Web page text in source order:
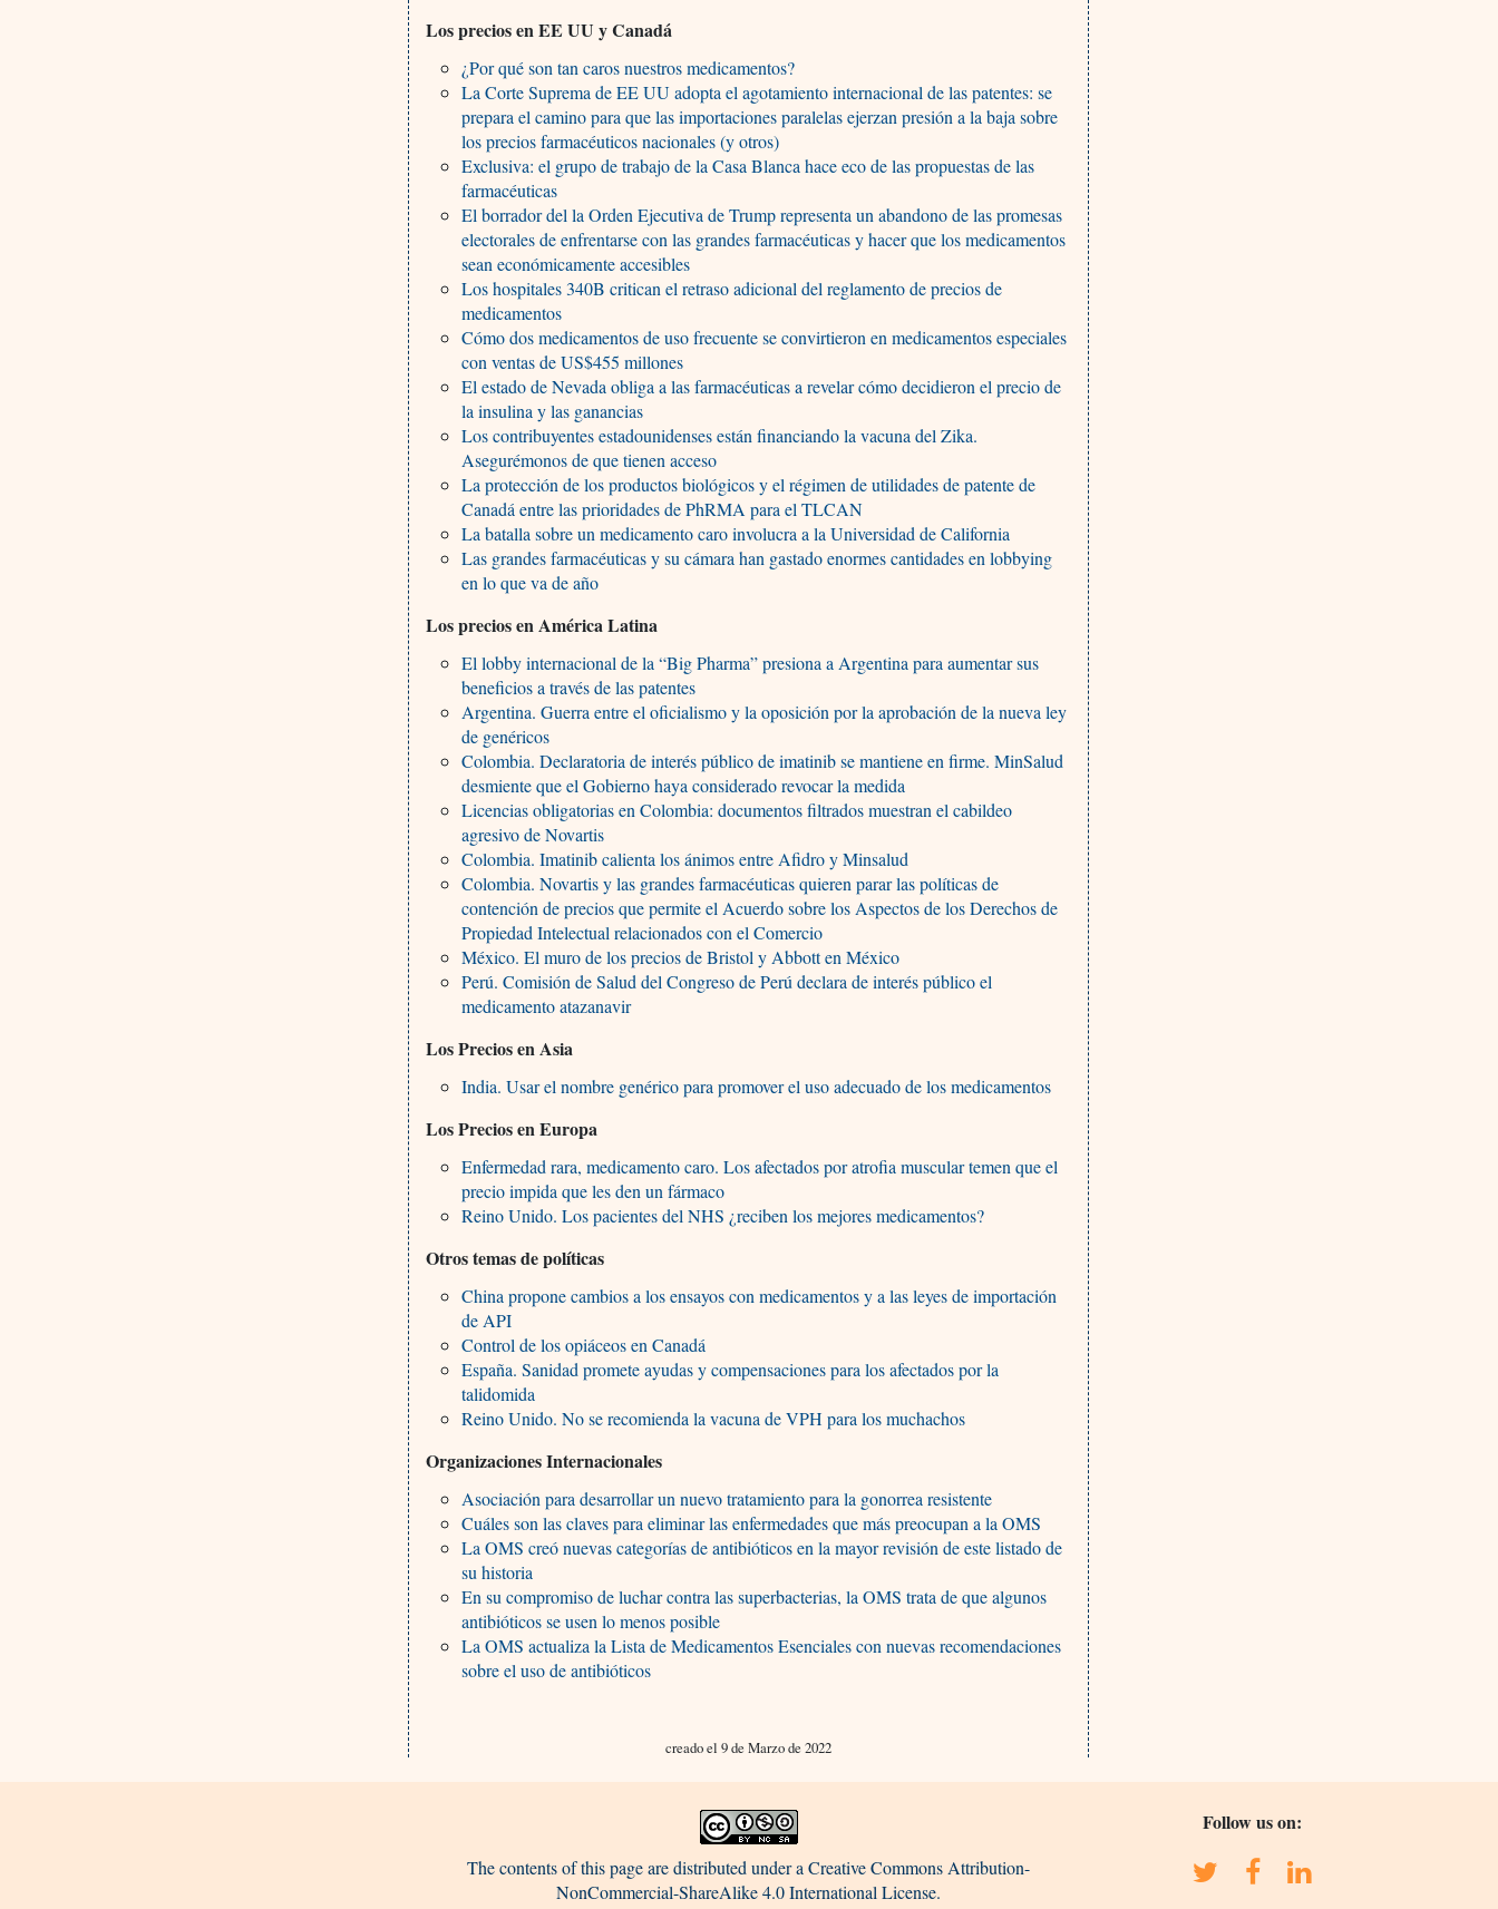
Los precios en EE UU y Canadá
¿Por qué son tan caros nuestros medicamentos?
La Corte Suprema de EE UU adopta el agotamiento internacional de las patentes: se
prepara el camino para que las importaciones paralelas ejerzan presión a la baja sobre
los precios farmacéuticos nacionales (y otros)
Exclusiva: el grupo de trabajo de la Casa Blanca hace eco de las propuestas de las
farmacéuticas
El borrador del la Orden Ejecutiva de Trump representa un abandono de las promesas
electorales de enfrentarse con las grandes farmacéuticas y hacer que los medicamentos
sean económicamente accesibles
Los hospitales 340B critican el retraso adicional del reglamento de precios de
medicamentos
Cómo dos medicamentos de uso frecuente se convirtieron en medicamentos especiales
con ventas de US$455 millones
El estado de Nevada obliga a las farmacéuticas a revelar cómo decidieron el precio de
la insulina y las ganancias
Los contribuyentes estadounidenses están financiando la vacuna del Zika.
Asegurémonos de que tienen acceso
La protección de los productos biológicos y el régimen de utilidades de patente de
Canadá entre las prioridades de PhRMA para el TLCAN
La batalla sobre un medicamento caro involucra a la Universidad de California
Las grandes farmacéuticas y su cámara han gastado enormes cantidades en lobbying
en lo que va de año
Los precios en América Latina
El lobby internacional de la “Big Pharma” presiona a Argentina para aumentar sus
beneficios a través de las patentes
Argentina. Guerra entre el oficialismo y la oposición por la aprobación de la nueva ley
de genéricos
Colombia. Declaratoria de interés público de imatinib se mantiene en firme. MinSalud
desmiente que el Gobierno haya considerado revocar la medida
Licencias obligatorias en Colombia: documentos filtrados muestran el cabildeo
agresivo de Novartis
Colombia. Imatinib calienta los ánimos entre Afidro y Minsalud
Colombia. Novartis y las grandes farmacéuticas quieren parar las políticas de
contención de precios que permite el Acuerdo sobre los Aspectos de los Derechos de
Propiedad Intelectual relacionados con el Comercio
México. El muro de los precios de Bristol y Abbott en México
Perú. Comisión de Salud del Congreso de Perú declara de interés público el
medicamento atazanavir
Los Precios en Asia
India. Usar el nombre genérico para promover el uso adecuado de los medicamentos
Los Precios en Europa
Enfermedad rara, medicamento caro. Los afectados por atrofia muscular temen que el
precio impida que les den un fármaco
Reino Unido. Los pacientes del NHS ¿reciben los mejores medicamentos?
Otros temas de políticas
China propone cambios a los ensayos con medicamentos y a las leyes de importación
de API
Control de los opiáceos en Canadá
España. Sanidad promete ayudas y compensaciones para los afectados por la
talidomida
Reino Unido. No se recomienda la vacuna de VPH para los muchachos
Organizaciones Internacionales
Asociación para desarrollar un nuevo tratamiento para la gonorrea resistente
Cuáles son las claves para eliminar las enfermedades que más preocupan a la OMS
La OMS creó nuevas categorías de antibióticos en la mayor revisión de este listado de
su historia
En su compromiso de luchar contra las superbacterias, la OMS trata de que algunos
antibióticos se usen lo menos posible
La OMS actualiza la Lista de Medicamentos Esenciales con nuevas recomendaciones
sobre el uso de antibióticos
creado el 9 de Marzo de 2022
The contents of this page are distributed under a Creative Commons Attribution-
NonCommercial-ShareAlike 4.0 International License.
Follow us on: